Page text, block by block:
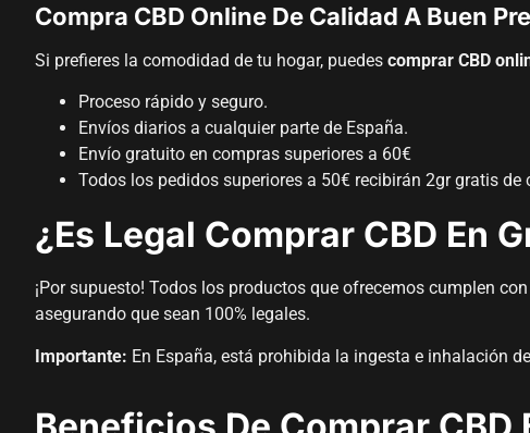
Compra CBD Online De Calidad A Buen
Si prefieres la comodidad de tu hogar, puedes comprar CBD
Proceso rápido y seguro.
Envíos diarios a cualquier parte de España.
Envío gratuito en compras superiores a 60€
Todos los pedidos superiores a 50€ recibirán 2gr gratis de
¿Es Legal Comprar CBD En
¡Por supuesto! Todos los productos que ofrecemos cumplen
asegurando que sean 100% legales.
Importante: En España, está prohibida la ingesta e inhalación